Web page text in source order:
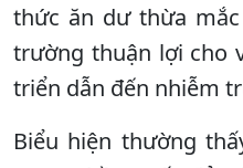
thức ăn dư thừa
trường thuận lợi cho
triển dẫn đến nhiễm
Biểu hiện thường